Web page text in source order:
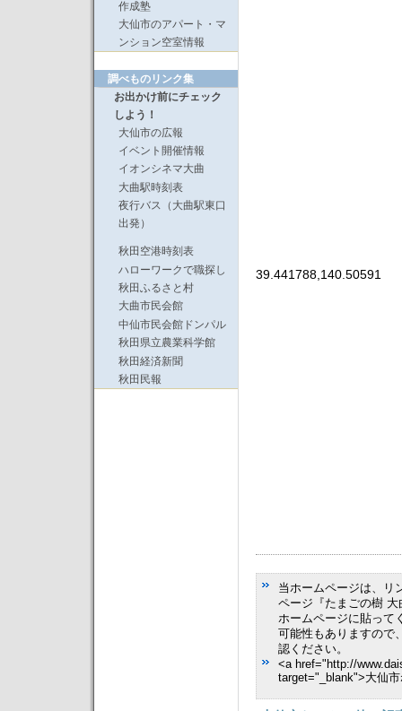
作成塾
大仙市のアパート・マ
ンション空室情報
調べものリンク集
お出かけ前にチェック
しよう！
大仙市の広報
イベント開催情報
イオンシネマ大曲
大曲駅時刻表
夜行バス（大曲駅東口
出発）
秋田空港時刻表
ハローワークで職探し
秋田ふるさと村
大曲市民会館
中仙市民会館ドンパル
秋田県立農業科学館
秋田経済新聞
秋田民報
39.441788,140.50591
当ホームページは、リ
ページ『たまごの樹
ホームページに貼って
可能性もありますので
認ください。
<a href="http://
target="_blank">大仙